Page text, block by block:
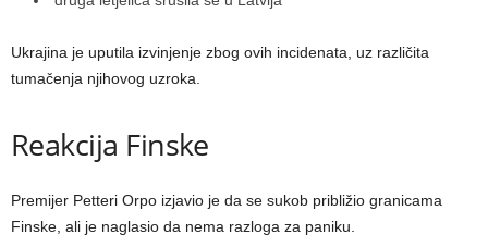
Ukrajina je uputila izvinjenje zbog ovih incidenata, uz različita
tumačenja njihovog uzroka.
Reakcija Finske
Premijer Petteri Orpo izjavio je da se sukob približio granicama
Finske, ali je naglasio da nema razloga za paniku.